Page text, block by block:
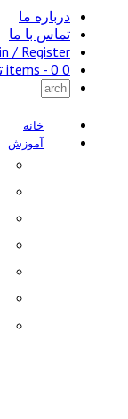
درباره ما
تماس با ما
/ Register
0 items -
0
خانه
آموزش